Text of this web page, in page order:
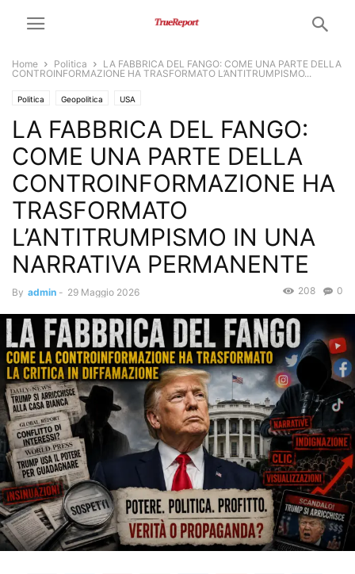
Home Politica
LA FABBRICA DEL FANGO: COME UNA PARTE DELLA
CONTROINFORMAZIONE HA TRASFORMATO L’ANTITRUMPISMO...
Politica Geopolitica USA
LA FABBRICA DEL FANGO:
COME UNA PARTE DELLA
CONTROINFORMAZIONE HA
TRASFORMATO
L’ANTITRUMPISMO IN UNA
NARRATIVA PERMANENTE
By admin - 29 Maggio 2026 0
208